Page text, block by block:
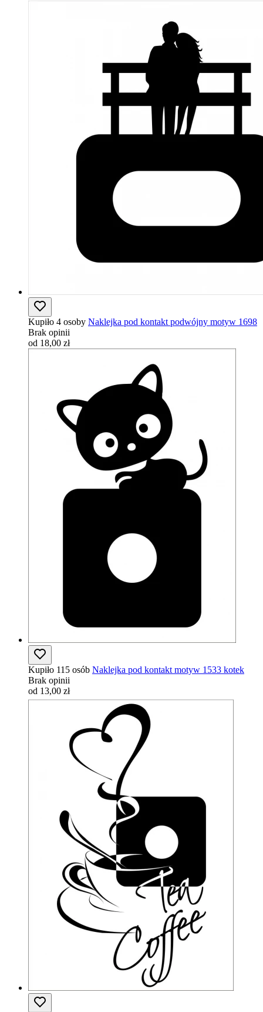
Kupiło 4 osoby Naklejka pod kontakt podwójny motyw 1698
Brak opinii
od 18,00 zł
Kupiło 115 osób Naklejka pod kontakt motyw 1533 kotek
Brak opinii
od 13,00 zł